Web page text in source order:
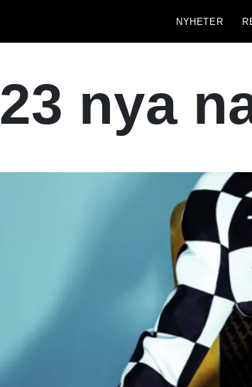
NYHETER
23 nya